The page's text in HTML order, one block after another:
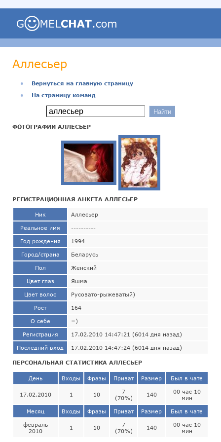
Аллесьер
●
Вернуться на главную страницу
●
На страницу команд
ФОТОГРАФИИ АЛЛЕСЬЕР
РЕГИСТРАЦИОННАЯ АНКЕТА АЛЛЕСЬЕР
Ник Аллесьер
Реальное имя ----------
Год рождения 1994
Город/страна Беларусь
Пол Женский
Цвет глаз Яшма
Цвет волос Русовато-рыжеватый)
Рост 164
О себе =)
Регистрация 17.02.2010 14:47:21 (6014 дня назад)
Последний вход 17.02.2010 14:47:24 (6014 дня назад)
ПЕРСОНАЛЬНАЯ СТАТИСТИКА АЛЛЕСЬЕР
День Входы Фразы Приват Размер Был в чате
17.02.2010 1 10
7
(70%)
140
00 час 10
мин
Месяц Входы Фразы Приват Размер Был в чате
февраль
2010
1 10
7
(70%)
140
00 час 10
мин